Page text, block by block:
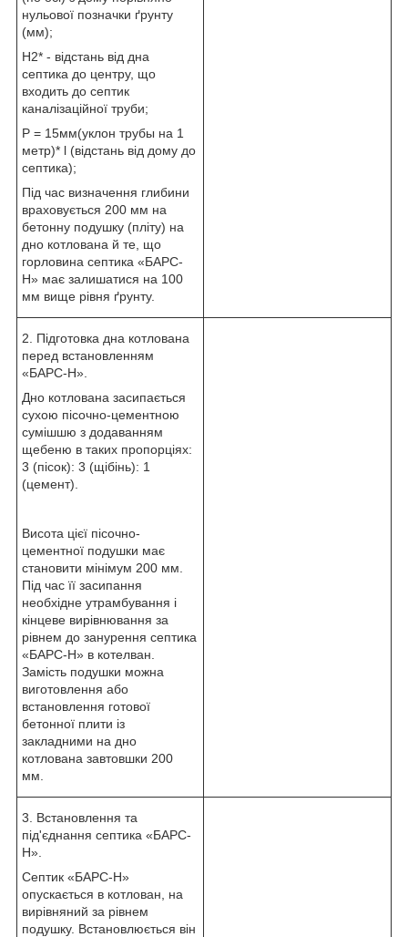
нульової позначки ґрунту
(мм);
H2* - відстань від дна
септика до центру, що
входить до септик
каналізаційної труби;
P = 15мм(уклон трубы на 1
метр)* l (відстань від дому до
септика);
Під час визначення глибини
враховується 200 мм на
бетонну подушку (пліту) на
дно котлована й те, що
горловина септика «БАРС-
Н» має залишатися на 100
мм вище рівня ґрунту.
2. Підготовка дна котлована
перед встановленням
«БАРС-Н».
Дно котлована засипається
сухою пісочно-цементною
сумішшю з додаванням
щебеню в таких пропорціях:
3 (пісок): 3 (щібінь): 1
(цемент).
Висота цієї пісочно-
цементної подушки має
становити мінімум 200 мм.
Під час її засипання
необхідне утрамбування і
кінцеве вирівнювання за
рівнем до занурення септика
«БАРС-Н» в котелван.
Замість подушки можна
виготовлення або
встановлення готової
бетонної плити із
закладними на дно
котлована завтовшки 200
мм.
3. Встановлення та
під'єднання септика «БАРС-
Н».
Септик «БАРС-Н»
опускається в котлован, на
вирівняний за рівнем
подушку. Встановлюється він